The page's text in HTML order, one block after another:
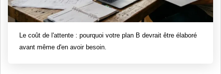
Le coût de l'attente : pourquoi votre plan B devrait être élaboré
avant même d'en avoir besoin.